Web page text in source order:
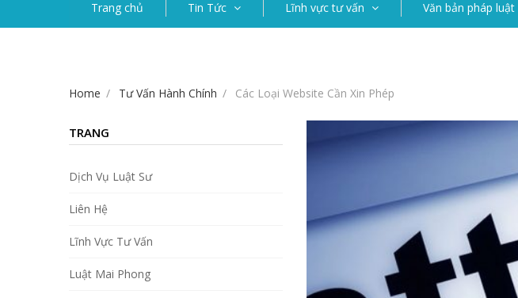
Trang chủ Tin Tức Lĩnh vực tư vấn Văn bản pháp luật
Home Tư Vấn Hành Chính Các Loại Website Cần Xin Phép
TRANG
Dịch Vụ Luật Sư
Liên Hệ
Lĩnh Vực Tư Vấn
Luật Mai Phong